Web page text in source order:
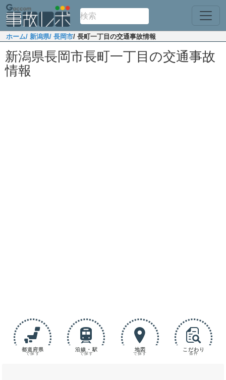
ホーム/ 新潟県/ 長岡市/ 長町一丁目の交通事故情報
新潟県長岡市長町一丁目の交通事故
情報
都道府県
で探す
沿線・駅
で探す
地図
で探す
こだわり
条件